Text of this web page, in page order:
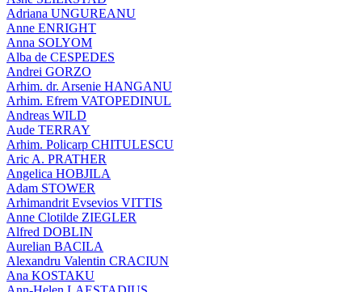
Adriana UNGUREANU
Anne ENRIGHT
Anna SOLYOM
Alba de CESPEDES
Andrei GORZO
Arhim. dr. Arsenie HANGANU
Arhim. Efrem VATOPEDINUL
Andreas WILD
Aude TERRAY
Arhim. Policarp CHITULESCU
Aric A. PRATHER
Angelica HOBJILA
Adam STOWER
Arhimandrit Evsevios VITTIS
Anne Clotilde ZIEGLER
Alfred DOBLIN
Aurelian BACILA
Alexandru Valentin CRACIUN
Ana KOSTAKU